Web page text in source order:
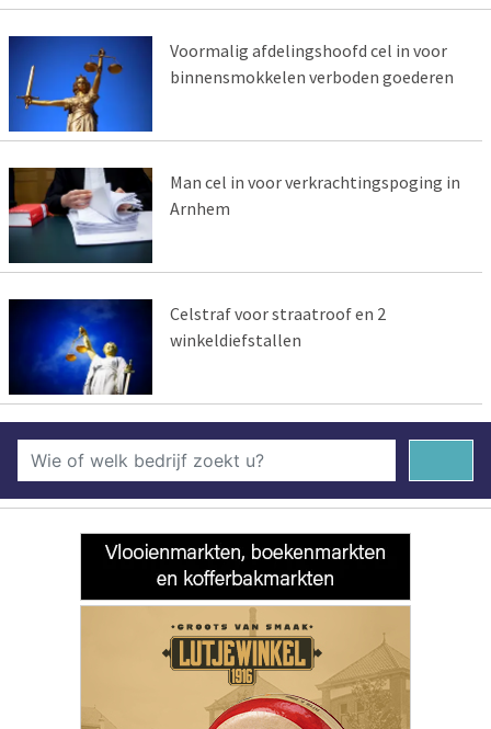
Voormalig afdelingshoofd cel in voor
binnensmokkelen verboden goederen
Man cel in voor verkrachtingspoging in
Arnhem
Celstraf voor straatroof en 2
winkeldiefstallen